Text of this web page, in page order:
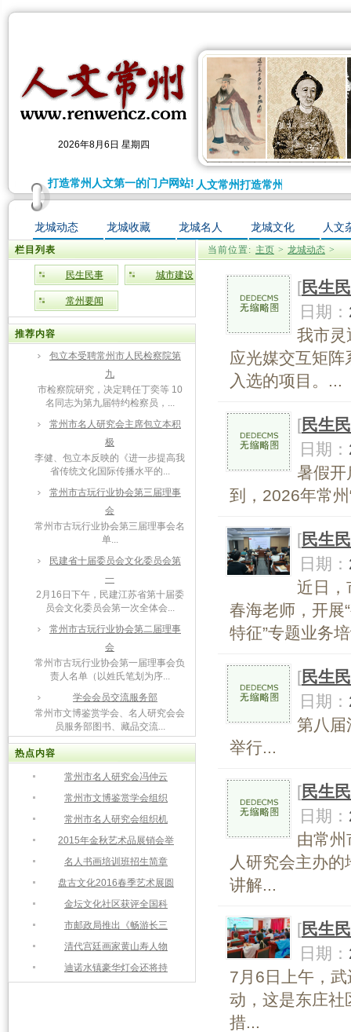
2026年8月6日 星期四
文常州打造常州人文第一的门户网站!人文常州打造常州人文第一的门
龙城动态 龙城收藏 龙城名人 龙城文化 人文
栏目列表
民生民事 城市建设
常州要闻
推荐内容
包立本受聘常州市人民检察院第
九
市检察院研究，决定聘任丁奕等 10
名同志为第九届特约检察员，...
常州市名人研究会主席包立本积
极
李健、包立本反映的《进一步提高我
省传统文化国际传播水平的...
常州市古玩行业协会第三届理事
会
常州市古玩行业协会第三届理事会名
单...
民建省十届委员会文化委员会第
一
2月16日下午，民建江苏省第十届委
员会文化委员会第一次全体会...
常州市古玩行业协会第二届理事
会
常州市古玩行业协会第一届理事会负
责人名单（以姓氏笔划为序...
学会会员交流服务部
常州市文博鉴赏学会、名人研究会会
员服务部图书、藏品交流...
热点内容
常州市名人研究会冯仲云
常州市文博鉴赏学会组织
常州市名人研究会组织机
2015年金秋艺术品展销会举
名人书画培训班招生简章
盘古文化2016春季艺术展圆
金坛文化社区获评全国科
市邮政局推出《畅游长三
清代宫廷画家黄山寿人物
迪诺水镇豪华灯会还将持
当前位置: 主页 > 龙城动态 >
[民生
日期：
我市灵
应光媒交互矩阵
入选的项目。...
[民生
日期：
暑假开
到，2026年常
[民生
日期：
近日，
春海老师，开展
特征”专题业务
[民生
日期：
第八
举行...
[民生
日期：
由常
人研究会主办
讲解...
[民生
日期：
7月6日上午，
动，这是东庄社
措...